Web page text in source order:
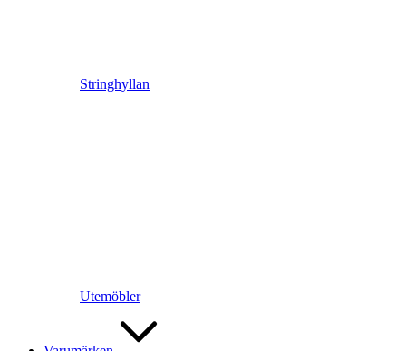
Stringhyllan
Utemöbler